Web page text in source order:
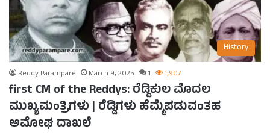
History
Reddy Parampare March 9, 2025 1 1,907
first CM of the Reddys: ರೆಡ್ಡಿಕುಲ ಮೊದಲ
ಮುಖ್ಯಮಂತ್ರಿಗಳು | ರೆಡ್ಡಿಗಳು ಹೆಮ್ಮೆಪಡುವಂತಹ
ಅಮೋಘ ದಾಖಲೆ